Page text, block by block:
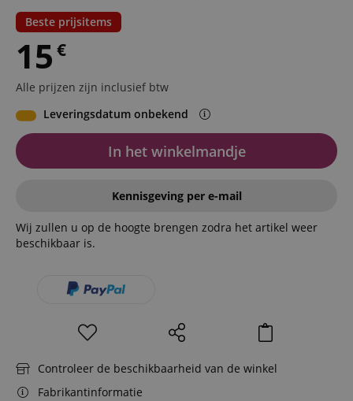
Beste prijsitems
15 €
Alle prijzen zijn inclusief btw
Leveringsdatum onbekend
In het winkelmandje
Kennisgeving per e-mail
Wij zullen u op de hoogte brengen zodra het artikel weer
beschikbaar is.
Controleer de beschikbaarheid van de winkel
Fabrikantinformatie